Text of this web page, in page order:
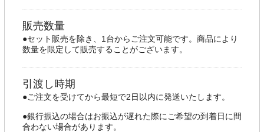
販売数量
●セット販売を除き、1台からご注文可能です。商品により
数量を限定して販売することがございます。
引渡し時期
●ご注文を受けてから最短で2日以内に発送いたします。
●銀行振込の場合はお振込が遅れた際にご希望の到着日に間
合わない場合があります。